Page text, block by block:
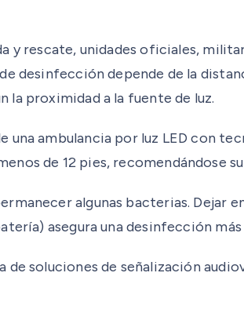
y rescate, unidades oficiales,
desinfección depende de la
la proximidad a la fuente de luz.
una ambulancia por luz LED con
de 12 pies, recomendándose
algunas bacterias. Dejar
asegura una desinfección
soluciones de señalización